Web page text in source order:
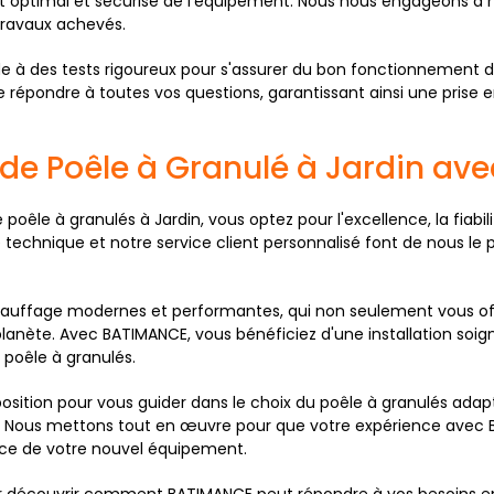
achevés.
des tests rigoureux pour s'assurer du bon fonctionnement
à toutes vos questions, garantissant ainsi une
Poêle à Granulé à Jardin
poêle à granulés à Jardin, vous optez pour l'excellence, la
et notre service client personnalisé font de nous
modernes et performantes, qui non seulement
Avec BATIMANCE, vous bénéficiez d'une installation
à granulés.
pour vous guider dans le choix du poêle à granulés
mettons tout en œuvre pour que votre expérience avec
de votre nouvel équipement.